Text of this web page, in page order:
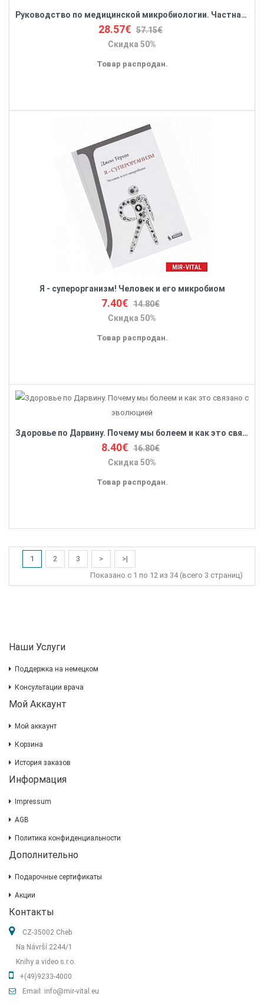
Руководство по медицинской микробиологии. Частная медицинская микробиология и этиологическая диагностика инфекций.
28.57€ 57.15€
Скидка 50%
Товар распродан.
Я - суперорганизм! Человек и его микробиом
7.40€ 14.80€
Скидка 50%
Товар распродан.
Здоровье по Дарвину. Почему мы болеем и как это связано с эволюцией
8.40€ 16.80€
Скидка 50%
Товар распродан.
1 2 3 >
>|
Показано с 1 по 12 из 34 (всего 3 страниц)
Наши Услуги
Поддержка на немецком
Консультации врача
Мой Аккаунт
Мой аккаунт
Корзина
История заказов
Информация
Impressum
AGB
Политика конфиденциальности
Дополнительно
Подарочные сертификаты
Акции
Контакты
CZ-35002 Cheb
Na Návrší 2244/1
Knihy a video s.r.o.
+(49)9233-4000
Email: info@mir-vital.eu